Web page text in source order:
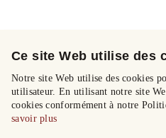
Ce site Web utilise des
Notre site Web utilise des cookies
utilisateur. En utilisant notre site
cookies conformément à notre
savoir plus